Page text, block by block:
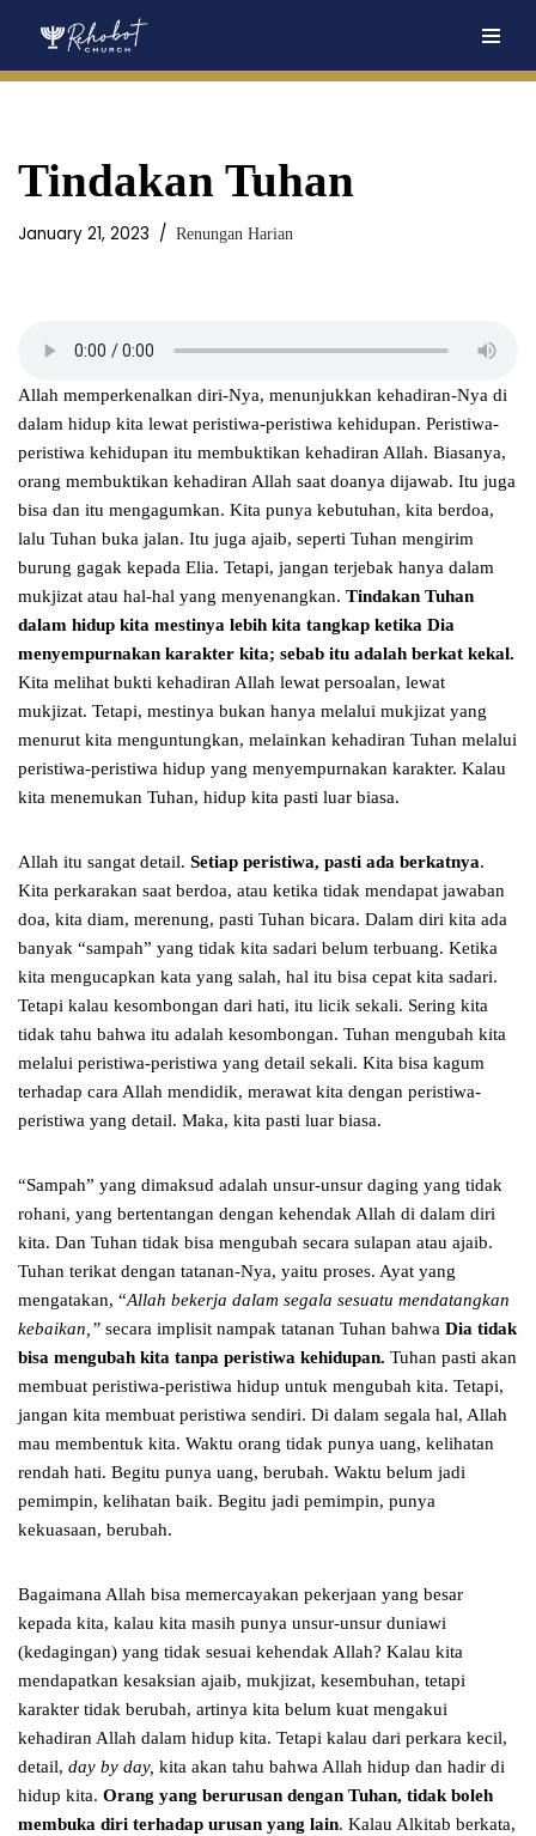
Tindakan Tuhan
January 21, 2023 Renungan Harian
Allah memperkenalkan diri-Nya, menunjukkan kehadiran-Nya di
dalam hidup kita lewat peristiwa-peristiwa kehidupan. Peristiwa-
peristiwa kehidupan itu membuktikan kehadiran Allah. Biasanya,
orang membuktikan kehadiran Allah saat doanya dijawab. Itu juga
bisa dan itu mengagumkan. Kita punya kebutuhan, kita berdoa,
lalu Tuhan buka jalan. Itu juga ajaib, seperti Tuhan mengirim
burung gagak kepada Elia. Tetapi, jangan terjebak hanya dalam
mukjizat atau hal-hal yang menyenangkan. Tindakan Tuhan
dalam hidup kita mestinya lebih kita tangkap ketika Dia
menyempurnakan karakter kita; sebab itu adalah berkat kekal.
Kita melihat bukti kehadiran Allah lewat persoalan, lewat
mukjizat. Tetapi, mestinya bukan hanya melalui mukjizat yang
menurut kita menguntungkan, melainkan kehadiran Tuhan melalui
peristiwa-peristiwa hidup yang menyempurnakan karakter. Kalau
kita menemukan Tuhan, hidup kita pasti luar biasa.
Allah itu sangat detail. Setiap peristiwa, pasti ada berkatnya.
Kita perkarakan saat berdoa, atau ketika tidak mendapat jawaban
doa, kita diam, merenung, pasti Tuhan bicara. Dalam diri kita ada
banyak “sampah” yang tidak kita sadari belum terbuang. Ketika
kita mengucapkan kata yang salah, hal itu bisa cepat kita sadari.
Tetapi kalau kesombongan dari hati, itu licik sekali. Sering kita
tidak tahu bahwa itu adalah kesombongan. Tuhan mengubah kita
melalui peristiwa-peristiwa yang detail sekali. Kita bisa kagum
terhadap cara Allah mendidik, merawat kita dengan peristiwa-
peristiwa yang detail. Maka, kita pasti luar biasa.
“Sampah” yang dimaksud adalah unsur-unsur daging yang tidak
rohani, yang bertentangan dengan kehendak Allah di dalam diri
kita. Dan Tuhan tidak bisa mengubah secara sulapan atau ajaib.
Tuhan terikat dengan tatanan-Nya, yaitu proses. Ayat yang
mengatakan, “Allah bekerja dalam segala sesuatu mendatangkan
kebaikan,” secara implisit nampak tatanan Tuhan bahwa Dia tidak
bisa mengubah kita tanpa peristiwa kehidupan. Tuhan pasti akan
membuat peristiwa-peristiwa hidup untuk mengubah kita. Tetapi,
jangan kita membuat peristiwa sendiri. Di dalam segala hal, Allah
mau membentuk kita. Waktu orang tidak punya uang, kelihatan
rendah hati. Begitu punya uang, berubah. Waktu belum jadi
pemimpin, kelihatan baik. Begitu jadi pemimpin, punya
kekuasaan, berubah.
Bagaimana Allah bisa memercayakan pekerjaan yang besar
kepada kita, kalau kita masih punya unsur-unsur duniawi
(kedagingan) yang tidak sesuai kehendak Allah? Kalau kita
mendapatkan kesaksian ajaib, mukjizat, kesembuhan, tetapi
karakter tidak berubah, artinya kita belum kuat mengakui
kehadiran Allah dalam hidup kita. Tetapi kalau dari perkara kecil,
detail, day by day, kita akan tahu bahwa Allah hidup dan hadir di
hidup kita. Orang yang berurusan dengan Tuhan, tidak boleh
membuka diri terhadap urusan yang lain. Kalau Alkitab berkata,